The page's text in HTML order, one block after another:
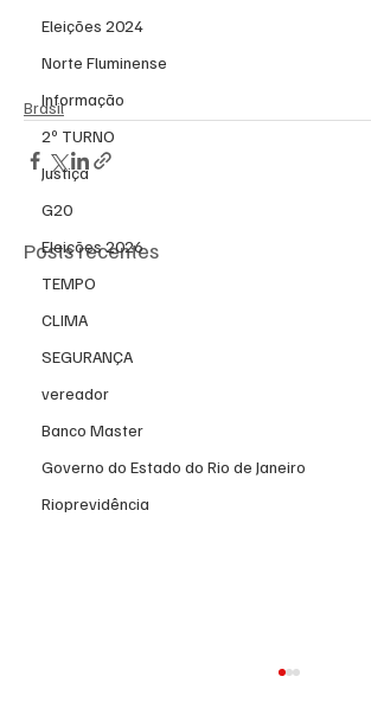
Eleições 2024
Norte Fluminense
Informação
2º TURNO
Justiça
G20
Eleições 2026
TEMPO
CLIMA
SEGURANÇA
vereador
Banco Master
Governo do Estado do Rio de Janeiro
Rioprevidência
Brasil
Posts recentes